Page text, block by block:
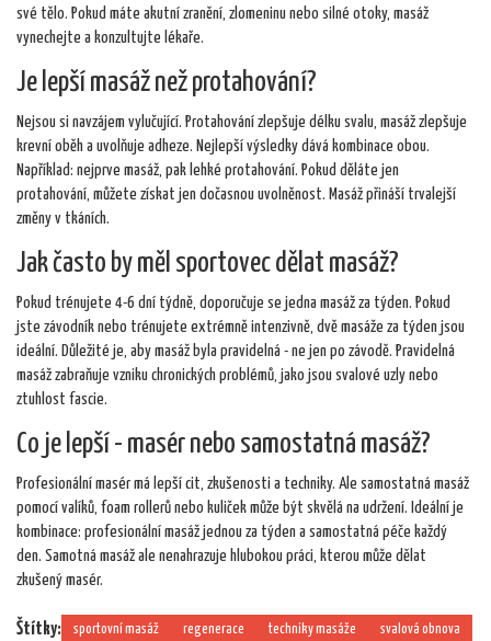
své tělo. Pokud máte akutní zranění, zlomeninu nebo silné otoky, masáž
vynechejte a konzultujte lékaře.
Je lepší masáž než protahování?
Nejsou si navzájem vylučující. Protahování zlepšuje délku svalu, masáž zlepšuje
krevní oběh a uvolňuje adheze. Nejlepší výsledky dává kombinace obou.
Například: nejprve masáž, pak lehké protahování. Pokud děláte jen
protahování, můžete získat jen dočasnou uvolněnost. Masáž přináší trvalejší
změny v tkáních.
Jak často by měl sportovec dělat masáž?
Pokud trénujete 4-6 dní týdně, doporučuje se jedna masáž za týden. Pokud
jste závodník nebo trénujete extrémně intenzivně, dvě masáže za týden jsou
ideální. Důležité je, aby masáž byla pravidelná - ne jen po závodě. Pravidelná
masáž zabraňuje vzniku chronických problémů, jako jsou svalové uzly nebo
ztuhlost fascie.
Co je lepší - masér nebo samostatná masáž?
Profesionální masér má lepší cit, zkušenosti a techniky. Ale samostatná masáž
pomocí valíků, foam rollerů nebo kuliček může být skvělá na udržení. Ideální je
kombinace: profesionální masáž jednou za týden a samostatná péče každý
den. Samotná masáž ale nenahrazuje hlubokou práci, kterou může dělat
zkušený masér.
Štítky: sportovní masáž regenerace techniky masáže svalová obnova